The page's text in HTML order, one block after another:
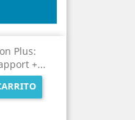
Plus:
+...